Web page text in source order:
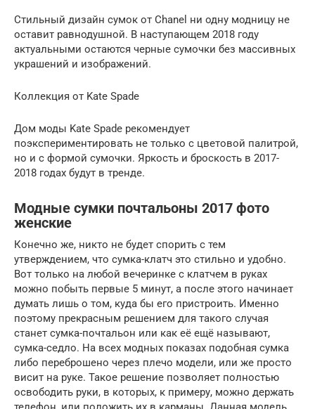
Стильный дизайн сумок от Chanel ни одну модницу не
оставит равнодушной. В наступающем 2018 году
актуальными остаются черные сумочки без массивных
украшений и изображений.
Коллекция от Kate Spade
Дом моды Kate Spade рекомендует
поэкспериментировать не только с цветовой палитрой,
но и с формой сумочки. Яркость и броскость в 2017-
2018 годах будут в тренде.
Модные сумки почтальоны 2017 фото
женские
Конечно же, никто не будет спорить с тем
утверждением, что сумка-клатч это стильно и удобно.
Вот только на любой вечеринке с клатчем в руках
можно побыть первые 5 минут, а после этого начинает
думать лишь о том, куда бы его пристроить. Именно
поэтому прекрасным решением для такого случая
станет сумка-почтальон или как её ещё называют,
сумка-седло. На всех модных показах подобная сумка
либо переброшено через плечо модели, или же просто
висит на руке. Такое решение позволяет полностью
освободить руки, в которых, к примеру, можно держать